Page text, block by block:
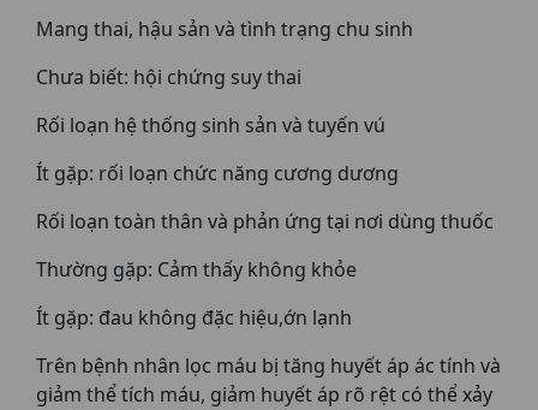
Mang thai, hậu sản và tình trạng chu sinh
Chưa biết: hội chứng suy thai
Rối loạn hệ thống sinh sản và tuyến vú
Ít gặp: rối loạn chức năng cương dương
Rối loạn toàn thân và phản ứng tại nơi dùng thuốc
Thường gặp: Cảm thấy không khỏe
Ít gặp: đau không đặc hiệu,ớn lạnh
Trên bệnh nhân lọc máu bị tăng huyết áp ác tính và
giảm thể tích máu, giảm huyết áp rõ rệt có thể xảy